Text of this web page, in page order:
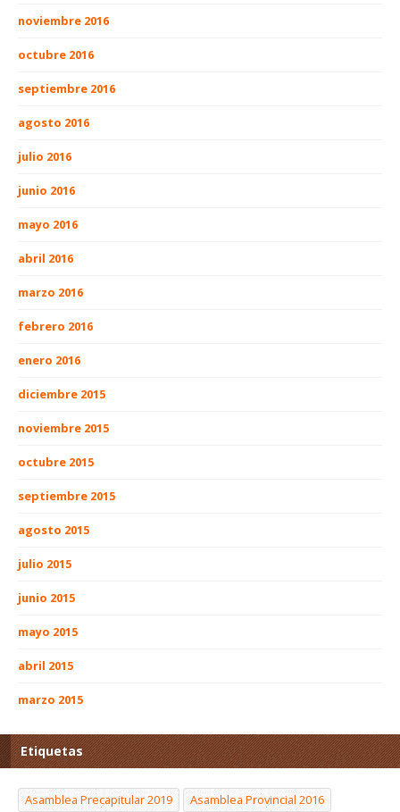
noviembre 2016
octubre 2016
septiembre 2016
agosto 2016
julio 2016
junio 2016
mayo 2016
abril 2016
marzo 2016
febrero 2016
enero 2016
diciembre 2015
noviembre 2015
octubre 2015
septiembre 2015
agosto 2015
julio 2015
junio 2015
mayo 2015
abril 2015
marzo 2015
Etiquetas
Asamblea Precapitular 2019
Asamblea Provincial 2016